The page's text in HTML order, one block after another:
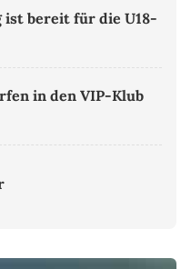
ist bereit für die U18-
in den VIP-Klub